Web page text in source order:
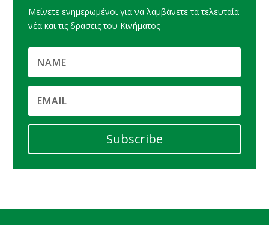
Μείνετε ενημερωμένοι για να λαμβάνετε τα τελευταία
νέα και τις δράσεις του Κινήματος
Subscribe